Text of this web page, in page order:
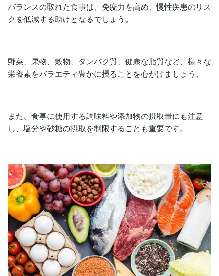
バランスの取れた食事は、免疫力を高め、慢性疾患のリス
クを低減する助けとなるでしょう。
野菜、果物、穀物、タンパク質、健康な脂質など、様々な
栄養素をバラエティ豊かに摂ることを心がけましょう。
また、食事に使用する調味料や添加物の摂取量にも注意
し、塩分や砂糖の摂取を制限することも重要です。